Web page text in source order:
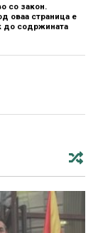
со закон.
оваа страница е
до содржината